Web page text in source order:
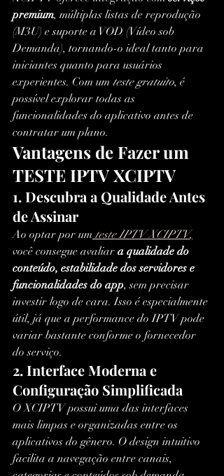
premium, múltiplas listas de reprodução
(M3U) e suporte a VOD (Vídeo sob
Demanda), tornando-o ideal tanto para
iniciantes quanto para usuários
experientes. Com um teste gratuito, é
possível explorar todas as
funcionalidades do aplicativo antes de
contratar um plano.
Vantagens de Fazer um
TESTE IPTV XCIPTV
1. Descubra a Qualidade Antes
de Assinar
Ao optar por um teste IPTV XCIPTV,
você consegue avaliar a qualidade do
conteúdo, estabilidade dos servidores e
funcionalidades do app, sem precisar
investir logo de cara. Isso é especialmente
útil, já que a performance do IPTV pode
variar bastante conforme o fornecedor
do serviço.
2. Interface Moderna e
Configuração Simplificada
O XCIPTV possui uma das interfaces
mais limpas e organizadas entre os
aplicativos do gênero. O design intuitivo
facilita a navegação entre canais,